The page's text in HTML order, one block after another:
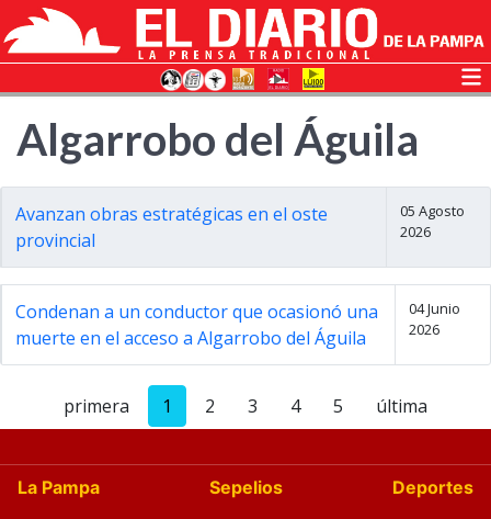
Algarrobo del Águila
Avanzan obras estratégicas en el oste
provincial
05 Agosto
2026
Condenan a un conductor que ocasionó una
muerte en el acceso a Algarrobo del Águila
04 Junio
2026
primera 1 2 3 4 5 última
La Pampa Sepelios
Deportes